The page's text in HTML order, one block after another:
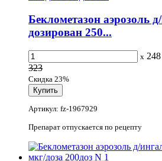
Беклометазон аэрозоль
дозирован 250...
x 248
323
Скидка 23%
Артикул: fz-1967929
Препарат отпускается по рецепту